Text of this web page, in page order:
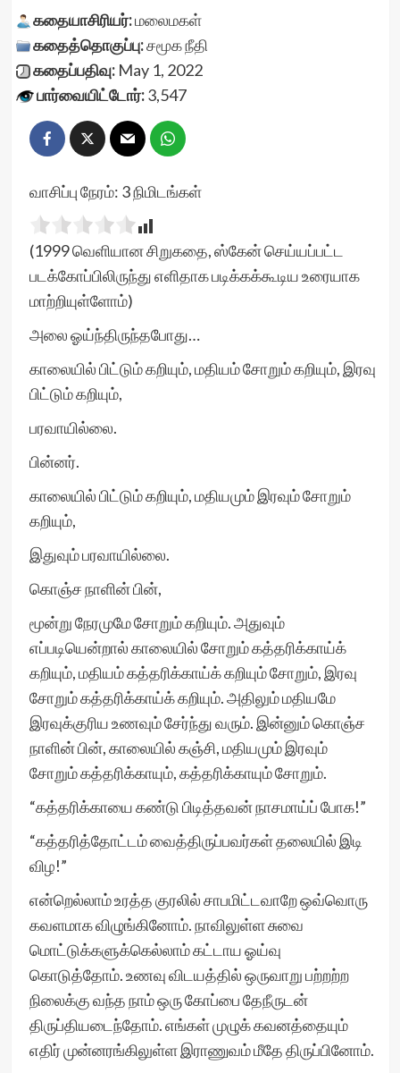
கதையாசிரியர்:மலைமகள்
கதைத்தொகுப்பு:சமூக நீதி
கதைப்பதிவு:May 1, 2022
பார்வையிட்டோர்:3,547
வாசிப்பு நேரம்: 3நிமிடங்கள்
(1999 வெளியான சிறுகதை, ஸ்கேன் செய்யப்பட்ட
படக்கோப்பிலிருந்து எளிதாக படிக்கக்கூடிய உரையாக
மாற்றியுள்ளோம்)
அலை ஓய்ந்திருந்தபோது…
காலையில் பிட்டும் கறியும், மதியம் சோறும் கறியும், இரவு
பிட்டும் கறியும்,
பரவாயில்லை.
பின்னர்.
காலையில் பிட்டும் கறியும், மதியமும் இரவும் சோறும்
கறியும்,
இதுவும் பரவாயில்லை.
கொஞ்ச நாளின் பின்,
மூன்று நேரமுமே சோறும் கறியும். அதுவும்
எப்படியென்றால் காலையில் சோறும் கத்தரிக்காய்க்
கறியும், மதியம் கத்தரிக்காய்க் கறியும் சோறும், இரவு
சோறும் கத்தரிக்காய்க் கறியும். அதிலும் மதியமே
இரவுக்குரிய உணவும் சேர்ந்து வரும். இன்னும் கொஞ்ச
நாளின் பின், காலையில் கஞ்சி, மதியமும் இரவும்
சோறும் கத்தரிக்காயும், கத்தரிக்காயும் சோறும்.
“கத்தரிக்காயை கண்டு பிடித்தவன் நாசமாய்ப் போக!”
“கத்தரித்தோட்டம் வைத்திருப்பவர்கள் தலையில் இடி
விழ!”
என்றெல்லாம் உரத்த குரலில் சாபமிட்டவாறே ஒவ்வொரு
கவளமாக விழுங்கினோம். நாவிலுள்ள சுவை
மொட்டுக்களுக்கெல்லாம் கட்டாய ஓய்வு
கொடுத்தோம். உணவு விடயத்தில் ஒருவாறு பற்றற்ற
நிலைக்கு வந்த நாம் ஒரு கோப்பை தேநீருடன்
திருப்தியடைந்தோம். எங்கள் முழுக் கவனத்தையும்
எதிர் முன்னரங்கிலுள்ள இராணுவம் மீதே திருப்பினோம்.